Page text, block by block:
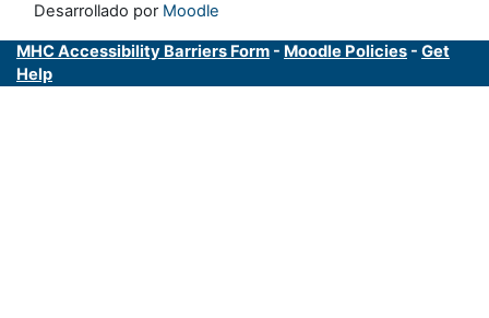
Desarrollado por Moodle
MHC Accessibility Barriers Form - Moodle Policies - Get
Help